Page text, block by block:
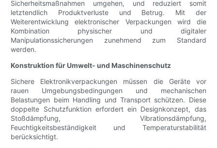
Sicherheitsmaßnahmen umgehen, und reduziert somit
letztendlich Produktverluste und Betrug. Mit der
Weiterentwicklung elektronischer Verpackungen wird die
Kombination physischer und digitaler
Manipulationssicherungen zunehmend zum Standard
werden.
Konstruktion für Umwelt- und Maschinenschutz
Sichere Elektronikverpackungen müssen die Geräte vor
rauen Umgebungsbedingungen und mechanischen
Belastungen beim Handling und Transport schützen. Diese
doppelte Schutzfunktion erfordert ein Designkonzept, das
Stoßdämpfung, Vibrationsdämpfung,
Feuchtigkeitsbeständigkeit und Temperaturstabilität
berücksichtigt.